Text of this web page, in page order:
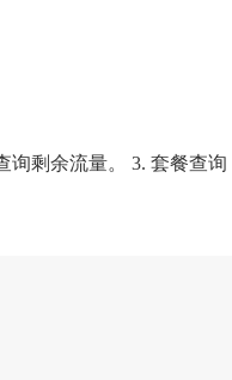
剩余流量。 3. 套餐查